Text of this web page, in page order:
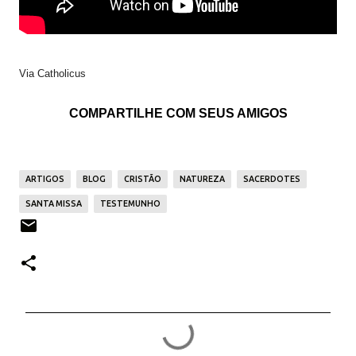
Via Catholicus
COMPARTILHE COM SEUS AMIGOS
ARTIGOS BLOG CRISTÃO NATUREZA SACERDOTES
SANTA MISSA TESTEMUNHO